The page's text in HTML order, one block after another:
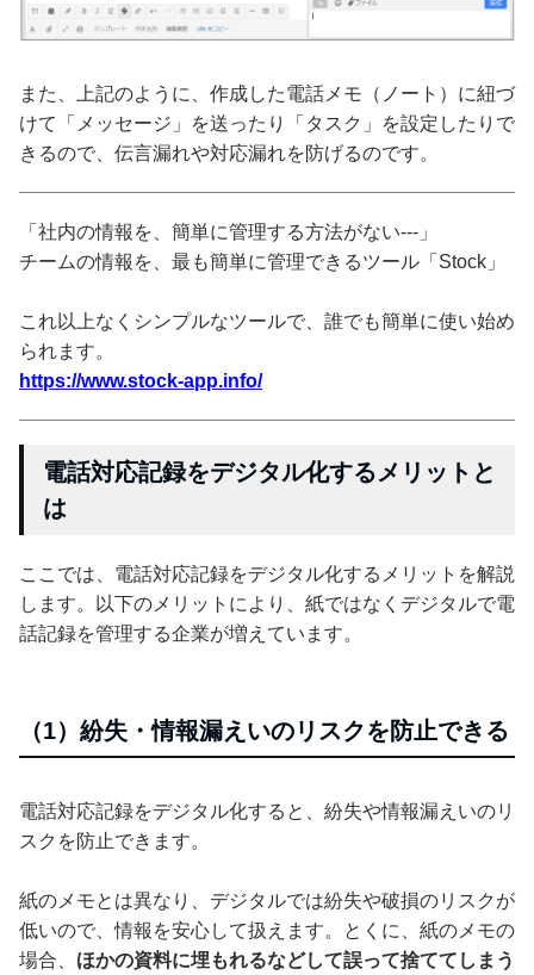
また、上記のように、作成した電話メモ（ノート）に紐づ
けて「メッセージ」を送ったり「タスク」を設定したりで
きるので、伝言漏れや対応漏れを防げるのです。
「社内の情報を、簡単に管理する方法がない---」
チームの情報を、最も簡単に管理できるツール「Stock」
これ以上なくシンプルなツールで、誰でも簡単に使い始め
られます。
https://www.stock-app.info/
電話対応記録をデジタル化するメリットと
は
ここでは、電話対応記録をデジタル化するメリットを解説
します。以下のメリットにより、紙ではなくデジタルで電
話記録を管理する企業が増えています。
（1）紛失・情報漏えいのリスクを防止できる
電話対応記録をデジタル化すると、紛失や情報漏えいのリ
スクを防止できます。
紙のメモとは異なり、デジタルでは紛失や破損のリスクが
低いので、情報を安心して扱えます。とくに、紙のメモの
場合、 ほかの資料に埋もれるなどして誤って捨ててしまう